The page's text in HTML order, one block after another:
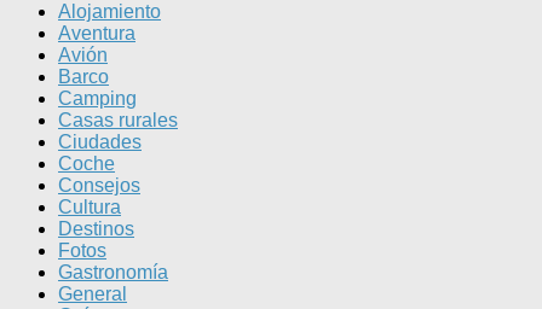
Alojamiento
Aventura
Avión
Barco
Camping
Casas rurales
Ciudades
Coche
Consejos
Cultura
Destinos
Fotos
Gastronomía
General